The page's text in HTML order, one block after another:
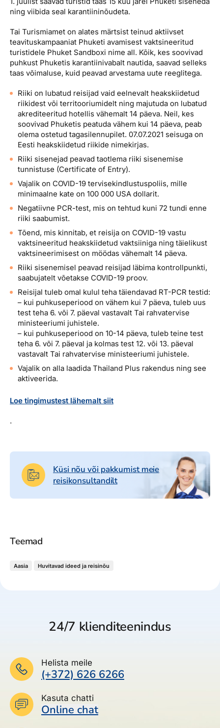
Reisitarvete e-pood
Airalo eSIM
Reisija meelespea
Kuldkaart
Platinum Club
Püsisoodustused
Boonuspunktid
Meist
tööle, uudised...
Ettevõttest
Kontaktid
Reisikonsultandi teenus
Tule tööle
Uudised
ning viibida seal karantiininõudeta.
Tai Turismiamet on alates märtsist teinud aktiivset
teavituskampaaniat Phuketi avamisest vaktsineeritud
turistidele Phuket Sandboxi nime all. Kõik, kes soovivad
puhkust Phuketis karantiinivabalt nautida, saavad selleks
taas võimaluse, kuid peavad arvestama uute reeglitega.
Riiki on lubatud reisijad vaid eelnevalt heakskiidetud
riikidest või territooriumidelt ning majutuda on lubatud
akrediteeritud hotellis vähemalt 14 päeva. Neil, kes
soovivad Phuketis peatuda vähem kui 14 päeva, peab
olema ostetud tagasilennupilet. 07.07.2021 seisuga on
Eesti heakskiidetud riikide nimekirjas.
Riiki sisenejad peavad taotlema riiki sisenemise
tunnistuse (Certificate of Entry).
Vajalik on COVID-19 tervisekindlustuspoliis, mille
minimaalne kate on 100 000 USA dollarit.
Negatiivne PCR-test, mis on tehtud kuni 72 tundi enne
riiki saabumist.
Tõend, mis kinnitab, et reisija on COVID-19 vastu
vaktsineeritud heakskiidetud vaktsiiniga ning täielikust
vaktsineerimisest on möödas vähemalt 14 päeva.
Riiki sisenemisel peavad reisijad läbima kontrollpunkti,
saabujatelt võetakse COVID-19 proov.
Reisijal tuleb omal kulul teha täiendavad RT-PCR testid:
– kui puhkuseperiood on vähem kui 7 päeva, tuleb uus
test teha 6. või 7. päeval vastavalt Tai rahvatervise
ministeeriumi juhistele.
– kui puhkuseperiood on 10-14 päeva, tuleb teine test
teha 6. või 7. päeval ja kolmas test 12. või 13. päeval
vastavalt Tai rahvatervise ministeeriumi juhistele.
Vajalik on alla laadida Thailand Plus rakendus ning see
aktiveerida.
Loe tingimustest lähemalt siit
.
Küsi nõu või pakkumist meie
reisikonsultandilt
Teemad
Aasia Huvitavad ideed ja reisinõu
24/7 klienditeenindus
Helista meile
(+372) 626 6266
Kasuta chatti
Online chat